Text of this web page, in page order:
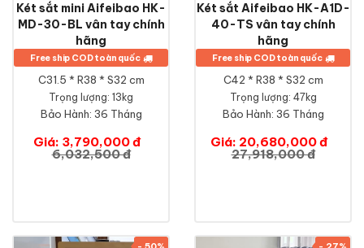
Két sắt mini Aifeibao HK-
MD-30-BL vân tay chính
hãng
Free ship COD toàn quốc
C31.5 * R38 * S32 cm
Trọng lượng: 13kg
Bảo Hành: 36 Tháng
Giá: 3,790,000 đ
6,032,500 đ
Két sắt Aifeibao HK-A1D-
40-TS vân tay chính
hãng
Free ship COD toàn quốc
C42 * R38 * S32 cm
Trọng lượng: 47kg
Bảo Hành: 36 Tháng
Giá: 20,680,000 đ
27,918,000 đ